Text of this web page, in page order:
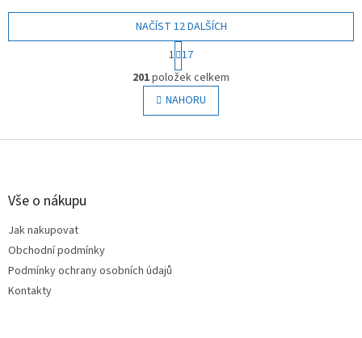
notebooků, telefonů i další...
O
v
l
á
a
NAČÍST 12 DALŠÍCH
S
t
r
á
n
k
v
1 17
201položek celkem
NAHORU
Z
Vše o nákupu
Jak nakupovat
Obchodní podmínky
Podmínky ochrany osobních údajů
Kontakty